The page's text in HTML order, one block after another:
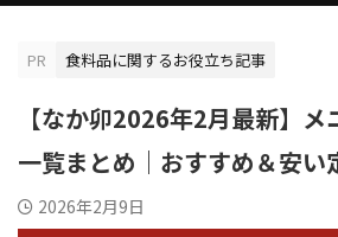
PR 食料品に関するお役立ち記事
【なか卯2026年2月最新】
一覧まとめ｜おすすめ＆安い
2026年2月9日